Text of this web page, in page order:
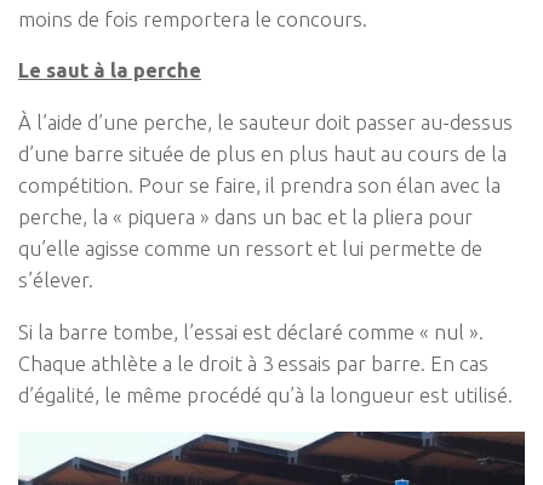
moins de fois remportera le concours.
Le saut à la perche
À l’aide d’une perche, le sauteur doit passer au-dessus
d’une barre située de plus en plus haut au cours de la
compétition. Pour se faire, il prendra son élan avec la
perche, la « piquera » dans un bac et la pliera pour
qu’elle agisse comme un ressort et lui permette de
s’élever.
Si la barre tombe, l’essai est déclaré comme « nul ».
Chaque athlète a le droit à 3 essais par barre. En cas
d’égalité, le même procédé qu’à la longueur est utilisé.